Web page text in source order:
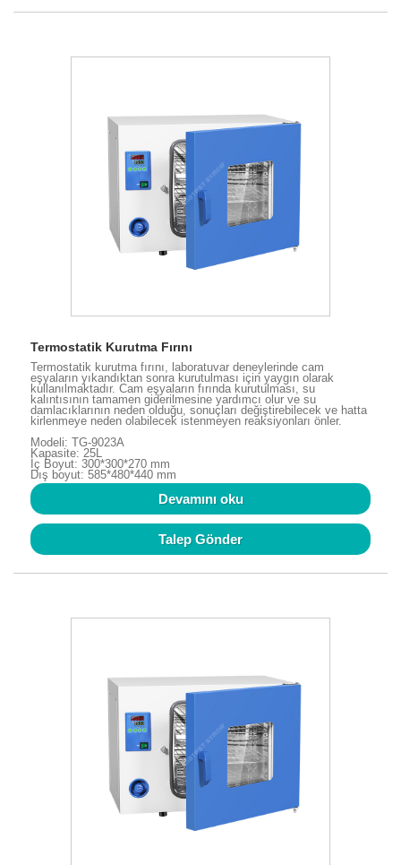
Termostatik Kurutma Fırını
Termostatik kurutma fırını, laboratuvar deneylerinde cam
eşyaların yıkandıktan sonra kurutulması için yaygın olarak
kullanılmaktadır. Cam eşyaların fırında kurutulması, su
kalıntısının tamamen giderilmesine yardımcı olur ve su
damlacıklarının neden olduğu, sonuçları değiştirebilecek ve hatta
kirlenmeye neden olabilecek istenmeyen reaksiyonları önler.
Modeli: TG-9023A
Kapasite: 25L
İç Boyut: 300*300*270 mm
Dış boyut: 585*480*440 mm
Devamını oku
Talep Gönder